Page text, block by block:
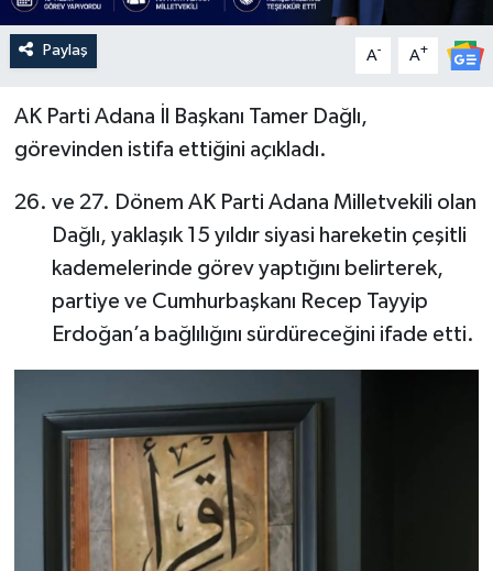
Paylaş A- A+
AK Parti Adana İl Başkanı Tamer Dağlı,
görevinden istifa ettiğini açıkladı.
ve 27. Dönem AK Parti Adana Milletvekili olan
Dağlı, yaklaşık 15 yıldır siyasi hareketin çeşitli
kademelerinde görev yaptığını belirterek,
partiye ve Cumhurbaşkanı Recep Tayyip
Erdoğan’a bağlılığını sürdüreceğini ifade etti.